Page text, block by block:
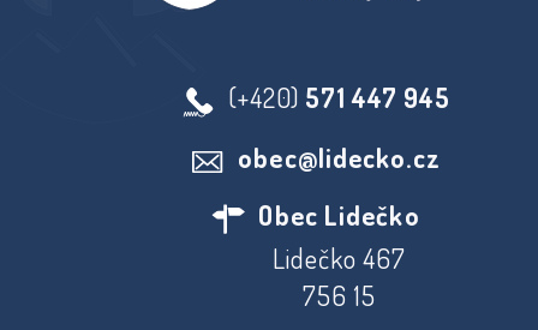
(+420) 571 447 945
obec@lidecko.cz
Obec Lidečko
Lidečko 467
756 15